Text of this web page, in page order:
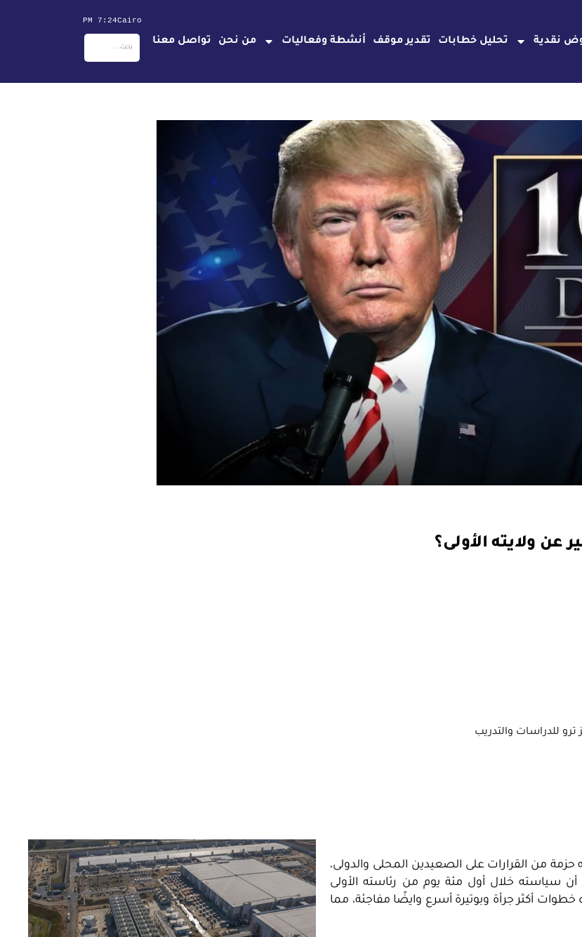
نقدية تحليل خطابات تقدير موقف أنشطة وفعاليات من نحن تواصل معنا
Cairo
7:24 PM
ترو للدراسات والتدريب
الثانية فى العشرين من يناير 2025 وبدأت معه حزمة من القرارات على الصعيدين المحلى والدولى،
أن سياسته خلال أول مئة يوم من رئاسته الأولى
أكثر جرأة وبوتيرة أسرع وايضًا مفاجئة، مما